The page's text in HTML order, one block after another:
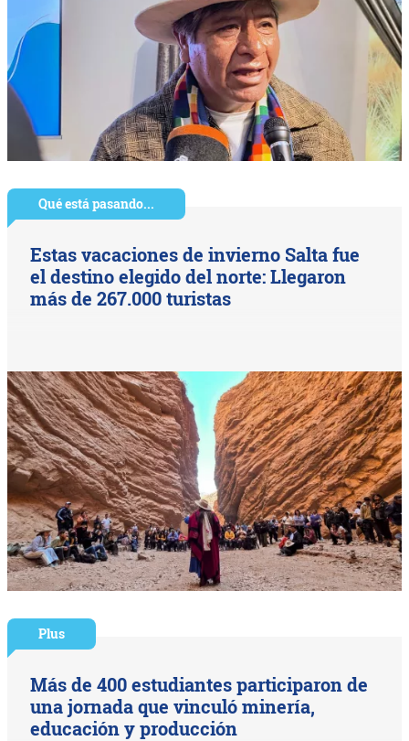
Qué está pasando...
Estas vacaciones de invierno Salta fue
el destino elegido del norte: Llegaron
más de 267.000 turistas
Plus
Más de 400 estudiantes participaron de
una jornada que vinculó minería,
educación y producción